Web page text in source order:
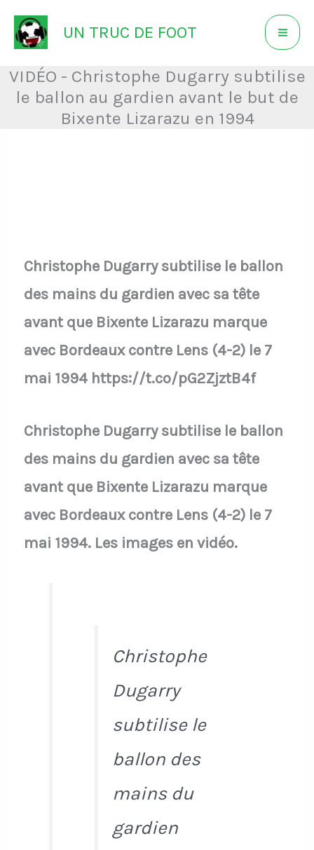
Aller
au
contenu
UN TRUC DE FOOT
VIDÉO - Christophe Dugarry subtilise
le ballon au gardien avant le but de
Bixente Lizarazu en 1994
Christophe Dugarry subtilise le ballon
des mains du gardien avec sa tête
avant que Bixente Lizarazu marque
avec Bordeaux contre Lens (4-2) le 7
mai 1994 https://t.co/pG2ZjztB4f
Christophe Dugarry subtilise le ballon
des mains du gardien avec sa tête
avant que Bixente Lizarazu marque
avec Bordeaux contre Lens (4-2) le 7
mai 1994. Les images en vidéo.
Christophe
Dugarry
subtilise le
ballon des
mains du
gardien